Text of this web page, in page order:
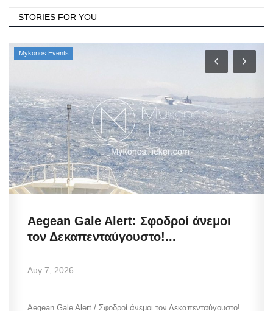
STORIES FOR YOU
Mykonos Events
Aegean Gale Alert: Σφοδροί άνεμοι
τον Δεκαπενταύγουστο!...
Αυγ 7, 2026
Aegean Gale Alert / Σφοδροί άνεμοι τον Δεκαπενταύγουστο!